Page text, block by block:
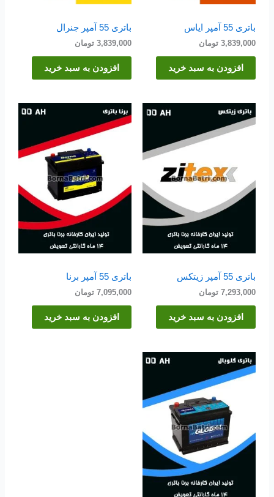
باتری 55 آمپر ایاس
3,839,000 تومان
افزودن به سبد خرید
باتری 55 آمپر جنرال
3,839,000 تومان
افزودن به سبد خرید
باتری 55 آمپر زیتکس
7,293,000 تومان
افزودن به سبد خرید
باتری 55 آمپر برنا
7,095,000 تومان
افزودن به سبد خرید